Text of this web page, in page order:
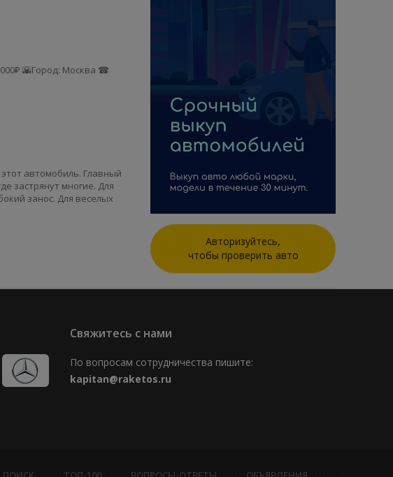
🌇Город: Москва ☎
автомобиль. Главный
застрянут многие. Для
занос. Для веселых
Авторизуйтесь,
чтобы проверить авто
Свяжитесь с нами
По вопросам сотрудничества пишите:
kapitan@raketos.ru